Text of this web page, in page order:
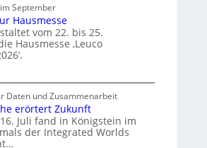
2
8
J
a
h
C
M
D
e
September
Hausmesse
vom 22. bis 25.
Hausmesse ‚Leuco
Daten und Zusammenarbeit
erörtert Zukunft
Juli fand in Königstein im
der Integrated Worlds